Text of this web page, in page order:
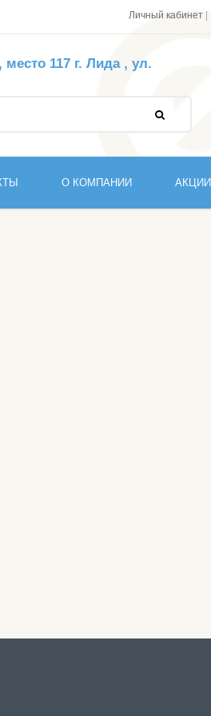
Личный кабинет
117 г. Лида , ул.
О КОМПАНИИ АКЦИИ